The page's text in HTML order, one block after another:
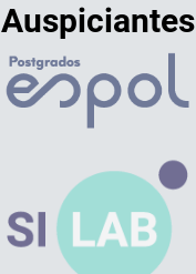
Auspiciantes